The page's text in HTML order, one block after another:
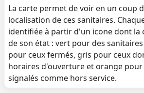
La carte permet de voir en un coup
localisation de ces sanitaires.
identifiée à partir d'un icone dont la
de son état : vert pour des
pour ceux fermés, gris pour ceux
horaires d'ouverture et orange
signalés comme hors service.